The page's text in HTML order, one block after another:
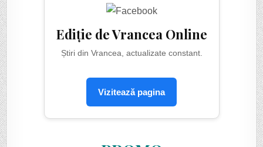
Ediție de Vrancea Online
Știri din Vrancea, actualizate constant.
Vizitează pagina